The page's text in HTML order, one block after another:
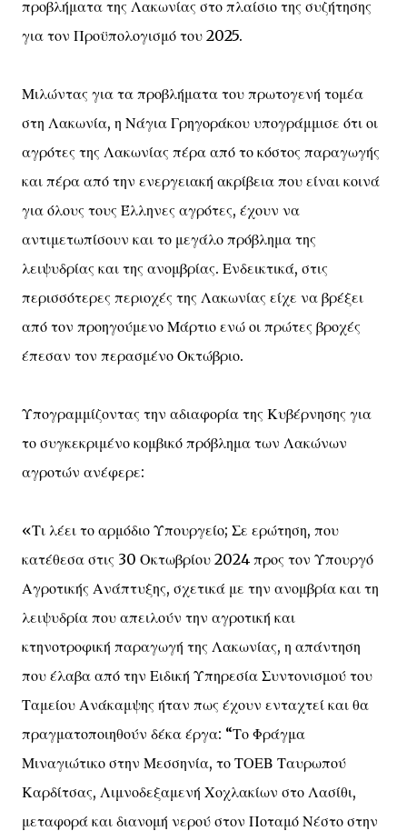
προβλήματα της Λακωνίας στο πλαίσιο της συζήτησης
για τον Προϋπολογισμό του 2025.
Μιλώντας για τα προβλήματα του πρωτογενή τομέα
στη Λακωνία, η Νάγια Γρηγοράκου υπογράμμισε ότι οι
αγρότες της Λακωνίας πέρα από το κόστος παραγωγής
και πέρα από την ενεργειακή ακρίβεια που είναι κοινά
για όλους τους Έλληνες αγρότες, έχουν να
αντιμετωπίσουν και το μεγάλο πρόβλημα της
λειψυδρίας και της ανομβρίας. Ενδεικτικά, στις
περισσότερες περιοχές της Λακωνίας είχε να βρέξει
από τον προηγούμενο Μάρτιο ενώ οι πρώτες βροχές
έπεσαν τον περασμένο Οκτώβριο.
Υπογραμμίζοντας την αδιαφορία της Κυβέρνησης για
το συγκεκριμένο κομβικό πρόβλημα των Λακώνων
αγροτών ανέφερε:
«Τι λέει το αρμόδιο Υπουργείο; Σε ερώτηση, που
κατέθεσα στις 30 Οκτωβρίου 2024 προς τον Υπουργό
Αγροτικής Ανάπτυξης, σχετικά με την ανομβρία και τη
λειψυδρία που απειλούν την αγροτική και
κτηνοτροφική παραγωγή της Λακωνίας, η απάντηση
που έλαβα από την Ειδική Υπηρεσία Συντονισμού του
Ταμείου Ανάκαμψης ήταν πως έχουν ενταχτεί και θα
πραγματοποιηθούν δέκα έργα: “Το Φράγμα
Μιναγιώτικο στην Μεσσηνία, το ΤΟΕΒ Ταυρωπού
Καρδίτσας, Λιμνοδεξαμενή Χοχλακίων στο Λασίθι,
μεταφορά και διανομή νερού στον Ποταμό Νέστο στην